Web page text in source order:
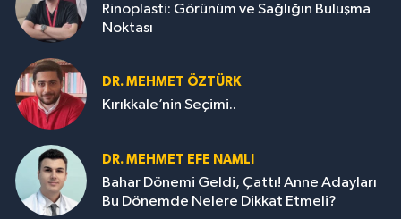
Rinoplasti: Görünüm ve Sağlığın Buluşma
Noktası
DR. MEHMET ÖZTÜRK
Kırıkkale’nin Seçimi..
DR. MEHMET EFE NAMLI
Bahar Dönemi Geldi, Çattı! Anne Adayları
Bu Dönemde Nelere Dikkat Etmeli?